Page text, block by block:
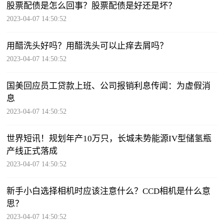
股票配债是怎么回事？股票配债是好还是坏？
2023-04-07 14:50:52
用醋洗头好吗？用醋洗头可以止痒去屑吗？
2023-04-07 14:50:52
国美回应员工贷款上班、公司报销利息传闻：为虚假消
息
2023-04-07 14:50:52
世界短讯！规划年产10万只，长城未势能源IV型储氢瓶
产线正式落成
2023-04-07 14:50:52
新手小白选择相机时应该注意什么？CCD相机是什么意
思？
2023-04-07 14:50:52